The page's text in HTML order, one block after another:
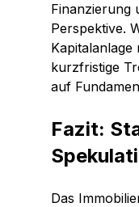
Finanzierung
Perspektive.
kurzfristige
auf
Fazit:
Das